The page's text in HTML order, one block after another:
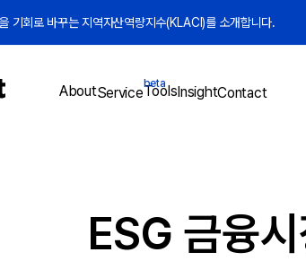
기회로 바꾸는 지역자산역량지수(KLACI)를 소개합니다.
AboutService
beta
ToolsInsightContact
ESG 금융